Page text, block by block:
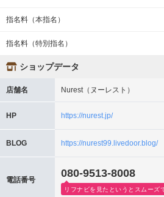
指名料（本指名）
指名料（特別指名）
ショップデータ
店舗名 Nurest（ヌーレスト）
HP https://nurest.jp/
BLOG https://nurest99.livedoor.blog/
電話番号
080-9513-8008
リフナビを見たというとスムーズ